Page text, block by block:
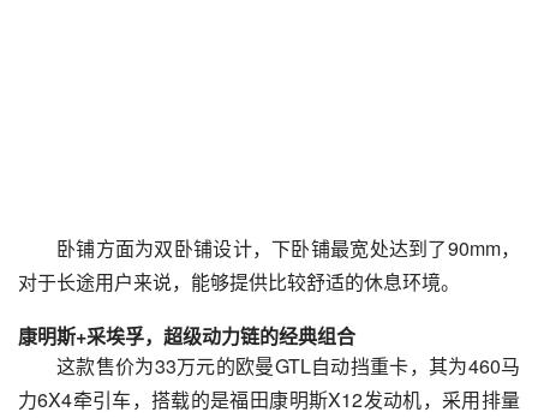
卧铺方面为双卧铺设计，下卧铺最宽处达到了90mm，
对于长途用户来说，能够提供比较舒适的休息环境。
康明斯+采埃孚，超级动力链的经典组合
这款售价为33万元的欧曼GTL自动挡重卡，其为460马
力6X4牵引车，搭载的是福田康明斯X12发动机，采用排量